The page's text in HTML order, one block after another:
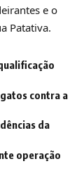
e o
Patativa.
contra a
da
operação